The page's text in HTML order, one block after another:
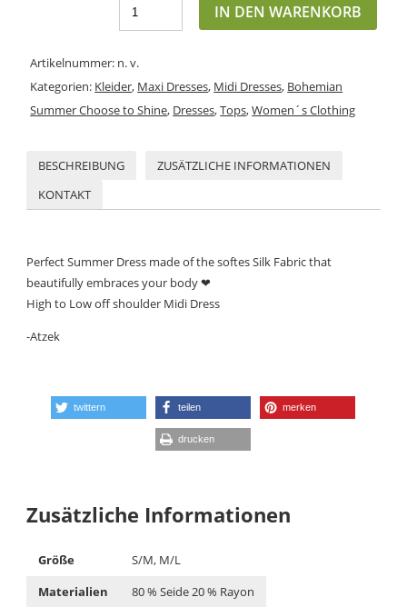
IN DEN WARENKORB
Artikelnummer: n. v.
Kategorien: Kleider, Maxi Dresses, Midi Dresses, Bohemian
Summer Choose to Shine, Dresses,Tops,Women´s Clothing
BESCHREIBUNG
ZUSÄTZLICHE INFORMATIONEN
KONTAKT
Perfect Summer Dress made of the softes Silk Fabric that
beautifully embraces your body ❤
High to Low off shoulder Midi Dress
-Atzek
twittern teilen merken
drucken
Zusätzliche Informationen
Größe
S/M, M/L
Materialien
80 % Seide 20 % Rayon